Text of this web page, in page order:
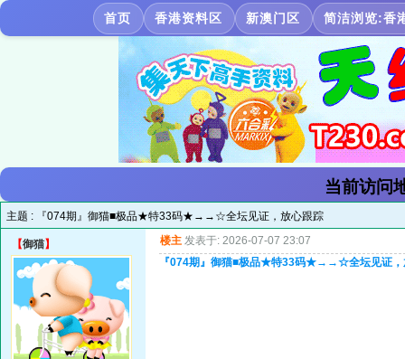
首页 香港资料区 新澳门区 简洁浏览:香
当前访问
主题 : 『074期』御猫■极品★特33码★→→☆全坛见证，放心跟踪
【御猫】 楼主 发表于: 2026-07-07 23:07
『074期』御猫■极品★特33码★→→☆全坛见证，